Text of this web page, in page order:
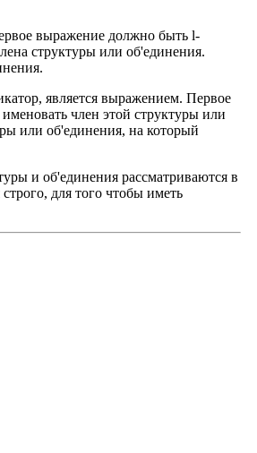
выражение должно быть l-
структуры или об'единения.
является выражением. Первое
член этой структуры или
или об'единения, на который
и об'единения рассматриваются в
для того чтобы иметь